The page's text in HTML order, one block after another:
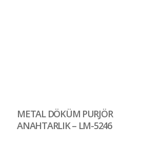
METAL DÖKÜM PURJÖR
ANAHTARLIK – LM-5246